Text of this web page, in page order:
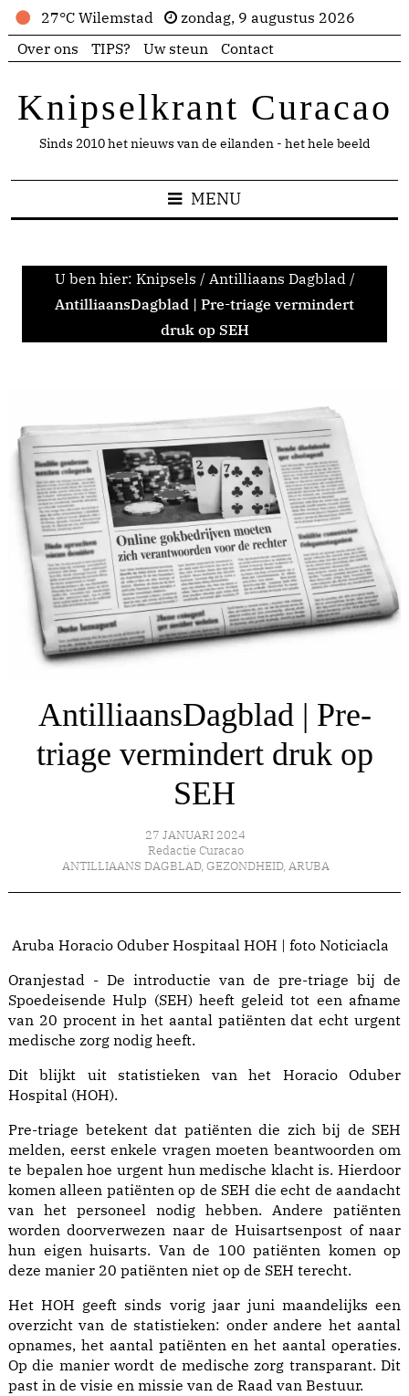
27°C Wilemstad
zondag, 9 augustus 2026
Over ons
TIPS? Uw steun Contact
Knipselkrant Curacao
Sinds 2010 het nieuws van de eilanden - het hele beeld
MENU
U ben hier: Knipsels / Antilliaans Dagblad /
AntilliaansDagblad | Pre-triage vermindert
druk op SEH
AntilliaansDagblad | Pre-
triage vermindert druk op
SEH
27 JANUARI 2024
Redactie Curacao
ANTILLIAANS DAGBLAD, GEZONDHEID, ARUBA
Aruba Horacio Oduber Hospitaal HOH | foto Noticiacla
Oranjestad - De introductie van de pre-triage bij de
Spoedeisende Hulp (SEH) heeft geleid tot een afname
van 20 procent in het aantal patiënten dat echt urgent
medische zorg nodig heeft.
Dit blijkt uit statistieken van het Horacio Oduber
Hospital (HOH).
Pre-triage betekent dat patiënten die zich bij de SEH
melden, eerst enkele vragen moeten beantwoorden om
te bepalen hoe urgent hun medische klacht is. Hierdoor
komen alleen patiënten op de SEH die echt de aandacht
van het personeel nodig hebben. Andere patiënten
worden doorverwezen naar de Huisartsenpost of naar
hun eigen huisarts. Van de 100 patiënten komen op
deze manier 20 patiënten niet op de SEH terecht.
Het HOH geeft sinds vorig jaar juni maandelijks een
overzicht van de statistieken: onder andere het aantal
opnames, het aantal patiënten en het aantal operaties.
Op die manier wordt de medische zorg transparant. Dit
past in de visie en missie van de Raad van Bestuur.